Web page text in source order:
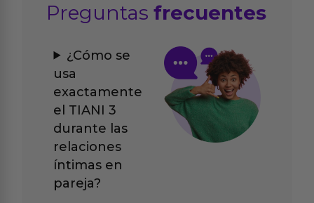
Preguntasfrecuentes
¿Cómo se
usa
exactamente
el TIANI 3
durante las
relaciones
íntimas en
pareja?